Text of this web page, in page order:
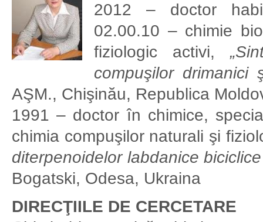
2012 – doctor
02.00.10 – chimie
fiziologic activi,
compuşilor drimanici
AŞM., Chişinău, Republica
1991 – doctor în chimice,
chimia compuşilor naturali şi
diterpenoidelor labdanice
Bogatski, Odesa, Ukraina
DIRECŢIILE DE CERCETARE